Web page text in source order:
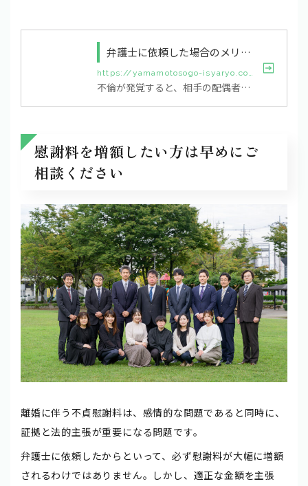
弁護士に依頼した場合のメリット・デメリット
https://yamamotosogo-isyaryo.com/news/news-1860
不倫が発覚すると、相手の配偶者から慰謝料請求されてしまうケースが多々あります。自分で交渉すると、過大な慰謝料を請求されたりストレスがかかったりして不利益も大きくなるでしょう。 弁護士に対応を依頼すると代わりに交渉してもらえるので労力も時間も節約できますし、慰謝料の減額交渉も進めやすくなります。 今回は慰謝料請求されたときの対応を弁護士に依頼するメリットとデメリットをお伝えします。不倫相手の夫や妻から慰謝料請求されてお困りの方がおられましたら、ぜひ参考にしてみてください。 1.不倫の...
慰謝料を増額したい方は早めにご
相談ください
離婚に伴う不貞慰謝料は、感情的な問題であると同時に、
証拠と法的主張が重要になる問題です。
弁護士に依頼したからといって、必ず慰謝料が大幅に増額
されるわけではありません。しかし、適正な金額を主張